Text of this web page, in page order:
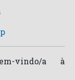
vindo/a à